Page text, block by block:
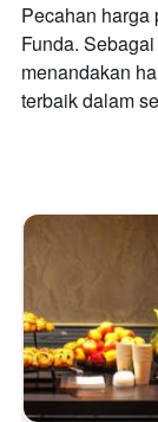
Pecahan harga
Funda.
menandakan
terbaik dalam